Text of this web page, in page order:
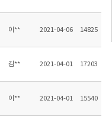
이** 2021-04-06 14825
김** 2021-04-01 17203
이** 2021-04-01 15540